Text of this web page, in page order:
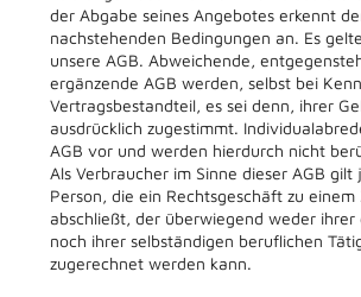
der Abgabe seines Angebotes erkennt
nachstehenden Bedingungen an. Es
unsere AGB. Abweichende,
ergänzende AGB werden, selbst bei
Vertragsbestandteil, es sei denn, ihrer
ausdrücklich zugestimmt.
AGB vor und werden hierdurch nicht
Als Verbraucher im Sinne dieser AGB
Person, die ein Rechtsgeschäft zu einem
abschließt, der überwiegend weder ihrer
noch ihrer selbständigen beruflichen
zugerechnet werden kann.